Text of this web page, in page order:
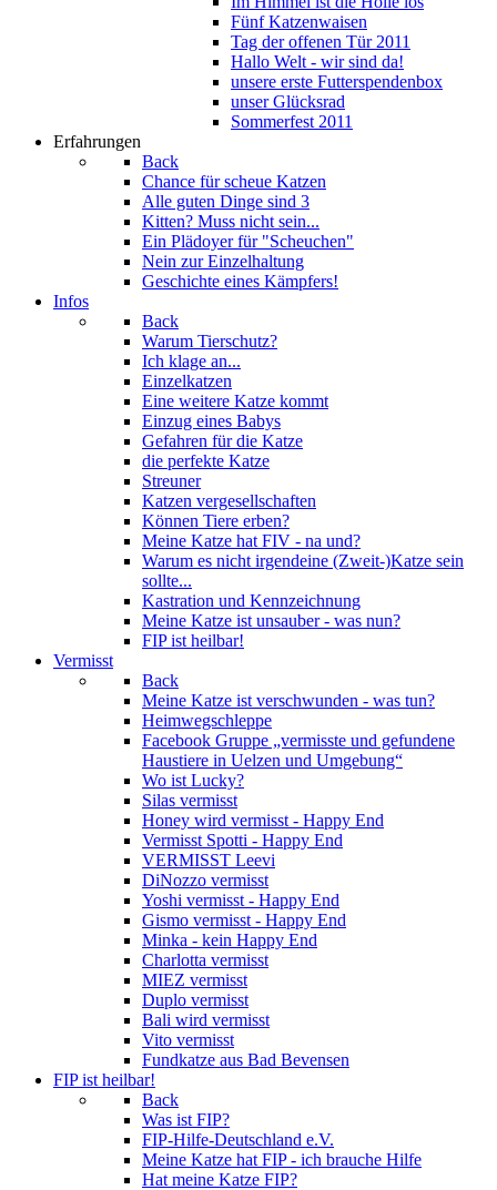
Fünf Katzenwaisen
Tag der offenen Tür 2011
Hallo Welt - wir sind da!
unsere erste Futterspendenbox
unser Glücksrad
Sommerfest 2011
Erfahrungen
Back
Chance für scheue Katzen
Alle guten Dinge sind 3
Kitten? Muss nicht sein...
Ein Plädoyer für "Scheuchen"
Nein zur Einzelhaltung
Geschichte eines Kämpfers!
Infos
Back
Warum Tierschutz?
Ich klage an...
Einzelkatzen
Eine weitere Katze kommt
Einzug eines Babys
Gefahren für die Katze
die perfekte Katze
Streuner
Katzen vergesellschaften
Können Tiere erben?
Meine Katze hat FIV - na und?
Warum es nicht irgendeine (Zweit-)Katze sein
sollte...
Kastration und Kennzeichnung
Meine Katze ist unsauber - was nun?
FIP ist heilbar!
Vermisst
Back
Meine Katze ist verschwunden - was tun?
Heimwegschleppe
Facebook Gruppe „vermisste und gefundene
Haustiere in Uelzen und Umgebung“
Wo ist Lucky?
Silas vermisst
Honey wird vermisst - Happy End
Vermisst Spotti - Happy End
VERMISST Leevi
DiNozzo vermisst
Yoshi vermisst - Happy End
Gismo vermisst - Happy End
Minka - kein Happy End
Charlotta vermisst
MIEZ vermisst
Duplo vermisst
Bali wird vermisst
Vito vermisst
Fundkatze aus Bad Bevensen
FIP ist heilbar!
Back
Was ist FIP?
FIP-Hilfe-Deutschland e.V.
Meine Katze hat FIP - ich brauche Hilfe
Hat meine Katze FIP?